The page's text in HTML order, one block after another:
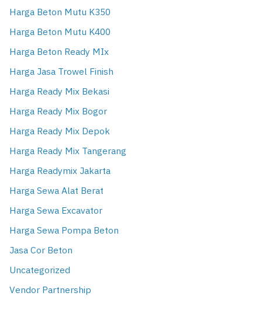
Harga Beton Mutu K350
Harga Beton Mutu K400
Harga Beton Ready MIx
Harga Jasa Trowel Finish
Harga Ready Mix Bekasi
Harga Ready Mix Bogor
Harga Ready Mix Depok
Harga Ready Mix Tangerang
Harga Readymix Jakarta
Harga Sewa Alat Berat
Harga Sewa Excavator
Harga Sewa Pompa Beton
Jasa Cor Beton
Uncategorized
Vendor Partnership